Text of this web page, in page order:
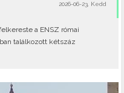
2026-06-23, Kedd
a ENSZ római
találkozott kétszáz